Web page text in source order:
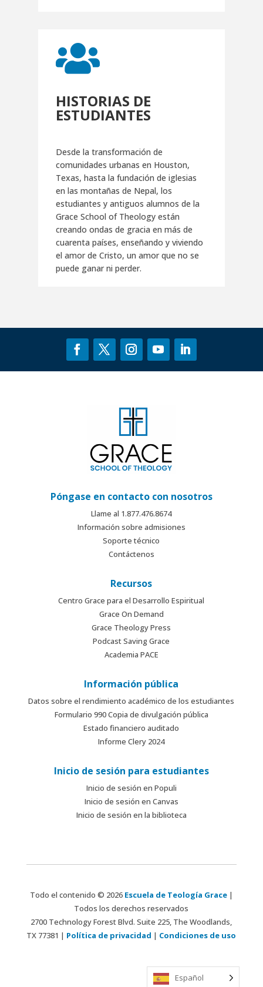

HISTORIAS DE
ESTUDIANTES
Desde la transformación de
comunidades urbanas en Houston,
Texas, hasta la fundación de iglesias
en las montañas de Nepal, los
estudiantes y antiguos alumnos de la
Grace School of Theology están
creando ondas de gracia en más de
cuarenta países, enseñando y viviendo
el amor de Cristo, un amor que no se
puede ganar ni perder.
Póngase en contacto con nosotros
Llame al 1.877.476.8674
Información sobre admisiones
Soporte técnico
Contáctenos
Recursos
Centro Grace para el Desarrollo Espiritual
Grace On Demand
Grace Theology Press
Podcast Saving Grace
Academia PACE
Información pública
Datos sobre el rendimiento académico de los estudiantes
Formulario 990 Copia de divulgación pública
Estado financiero auditado
Informe Clery 2024
Inicio de sesión para estudiantes
Inicio de sesión en Populi
Inicio de sesión en Canvas
Inicio de sesión en la biblioteca
Todo el contenido © 2026 Escuela de Teología Grace|
Todos los derechos reservados
2700 Technology Forest Blvd. Suite 225, The Woodlands,
TX 77381 | Política de privacidad | Condiciones de uso
Español